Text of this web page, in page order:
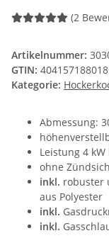
(2
Artikelnummer:
GTIN:
Kategorie:
Abmessung:
Leistung 4
ohne
inkl. robuster
aus Polyester
inkl.
inkl.